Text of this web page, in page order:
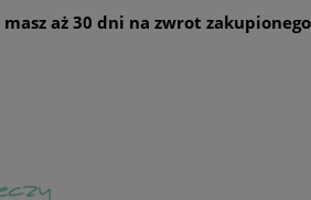
masz aż 30 dni na zwrot